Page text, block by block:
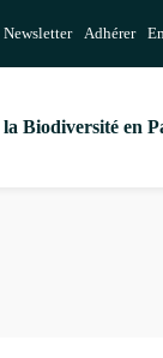
Newsletter Adhérer
Biodiversité en